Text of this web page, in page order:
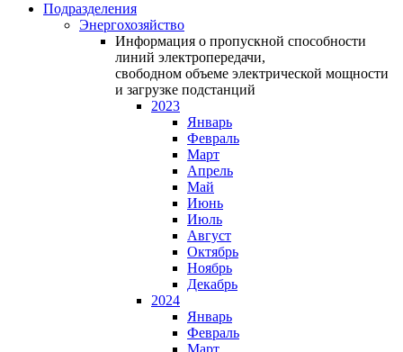
Подразделения
Энергохозяйство
Информация о пропускной способности
линий электропередачи,
свободном объеме электрической мощности
и загрузке подстанций
2023
Январь
Февраль
Март
Апрель
Май
Июнь
Июль
Август
Октябрь
Ноябрь
Декабрь
2024
Январь
Февраль
Март